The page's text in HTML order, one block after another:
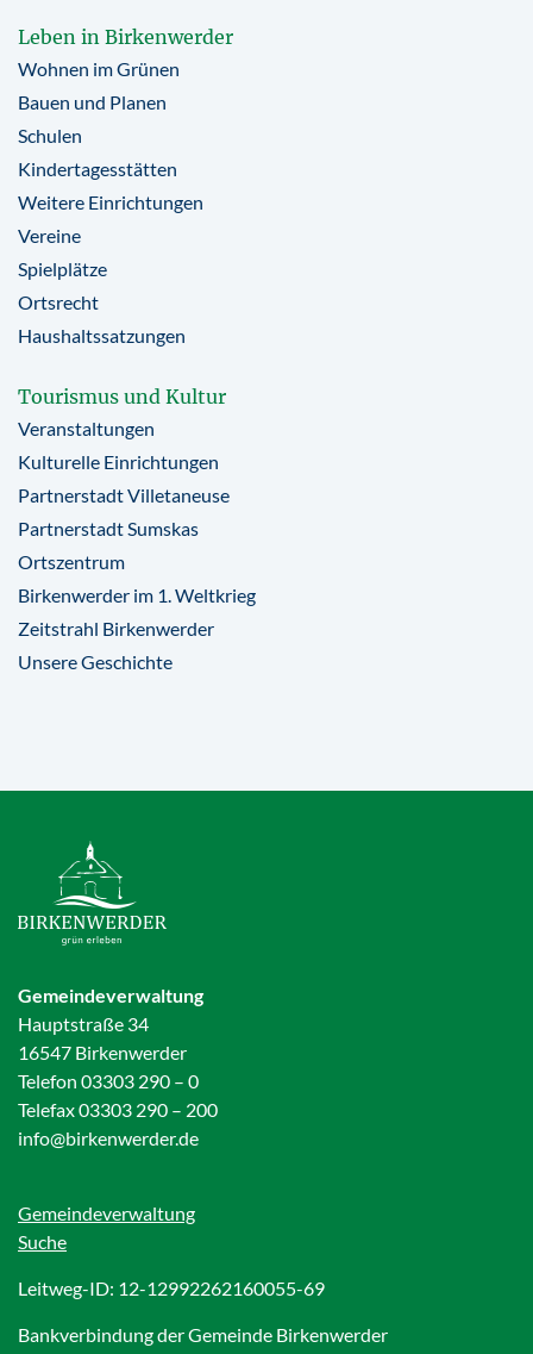
Leben in Birkenwerder
Wohnen im Grünen
Bauen und Planen
Schulen
Kindertagesstätten
Weitere Einrichtungen
Vereine
Spielplätze
Ortsrecht
Haushaltssatzungen
Tourismus und Kultur
Veranstaltungen
Kulturelle Einrichtungen
Partnerstadt Villetaneuse
Partnerstadt Sumskas
Ortszentrum
Birkenwerder im 1. Weltkrieg
Zeitstrahl Birkenwerder
Unsere Geschichte
Gemeindeverwaltung
Hauptstraße 34
16547 Birkenwerder
Telefon 03303 290 – 0
Telefax 03303 290 – 200
info@birkenwerder.de
Gemeindeverwaltung
Suche
Leitweg-ID: 12-12992262160055-69
Bankverbindung der Gemeinde Birkenwerder